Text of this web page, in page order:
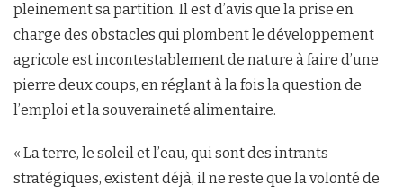
pleinement sa partition. Il est d’avis que la prise en
charge des obstacles qui plombent le développement
agricole est incontestablement de nature à faire d’une
pierre deux coups, en réglant à la fois la question de
l’emploi et la souveraineté alimentaire.
« La terre, le soleil et l’eau, qui sont des intrants
stratégiques, existent déjà, il ne reste que la volonté de